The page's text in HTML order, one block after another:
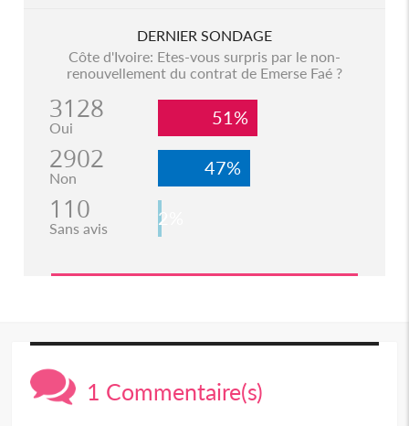
DERNIER SONDAGE
Côte d'Ivoire: Etes-vous surpris par le non-
renouvellement du contrat de Emerse Faé ?
3128
Oui 51%
2902
Non 47%
110
Sans avis 2%
1 Commentaire(s)